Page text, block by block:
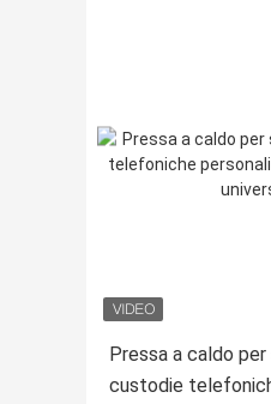
Pressa a caldo
custodie